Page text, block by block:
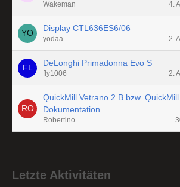
Wakeman 4.
Display CTL636ES6/06
yodaa 2.
DeLonghi Primadonna Evo S
fly1006
2.
QuickMill Vetrano 2 B bzw.
Dokumentation
Robertino
Letzte Aktivitäten